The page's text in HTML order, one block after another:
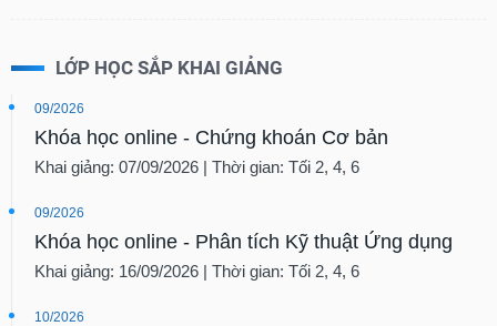
LỚP HỌC SẮP KHAI GIẢNG
09/2026
Khóa học online - Chứng khoán Cơ bản
Khai giảng: 07/09/2026 | Thời gian: Tối 2, 4, 6
09/2026
Khóa học online - Phân tích Kỹ thuật Ứng dụng
Khai giảng: 16/09/2026 | Thời gian: Tối 2, 4, 6
10/2026